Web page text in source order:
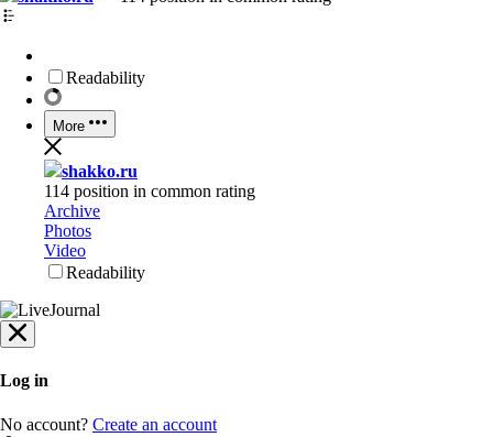
Readability
More
shakko.ru
114 position in common rating
Archive
Photos
Video
Readability
Log in
No account? Create an account